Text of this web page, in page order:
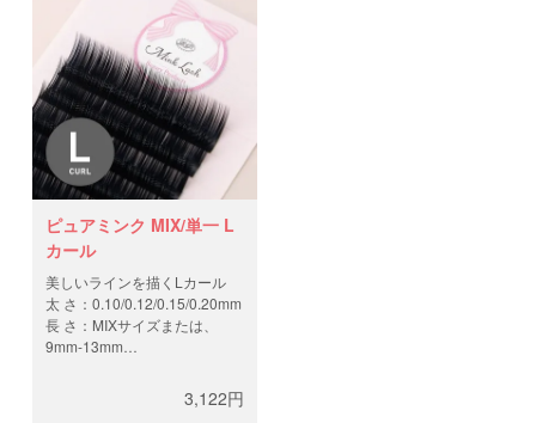
ピュアミンク MIX/単一 L
カール
美しいラインを描くLカール
太 さ：0.10/0.12/0.15/0.20mm
長 さ：MIXサイズまたは、
9mm-13mm
3,122円